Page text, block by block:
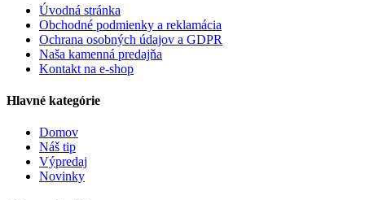
Úvodná stránka
Obchodné podmienky a reklamácia
Ochrana osobných údajov a GDPR
Naša kamenná predajňa
Kontakt na e-shop
Hlavné kategórie
Domov
Náš tip
Výpredaj
Novinky